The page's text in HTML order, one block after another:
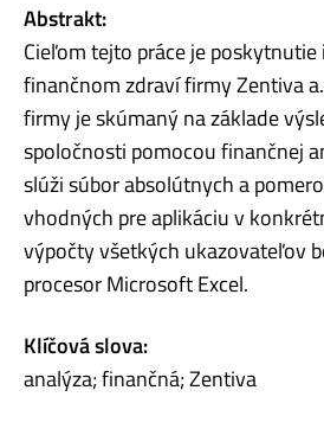
Abstrakt:
Cieľom tejto práce je
finančnom zdraví firmy Zentiva
firmy je skúmaný na základe
spoločnosti pomocou finančnej
slúži súbor absolútnych a
vhodných pre aplikáciu v
výpočty všetkých ukazovateľov
procesor Microsoft Excel.
Klíčová slova:
analýza; finančná; Zentiva